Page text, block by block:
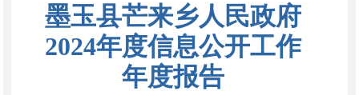
墨玉县芒来乡人民政府
2024年度信息公开工作
年度报告